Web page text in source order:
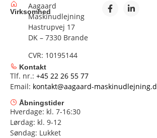
Virksomhed
Aagaard
Maskinudlejning
Hastrupvej 17
DK – 7330 Brande
CVR: 10195144
Kontakt
Tlf. nr.: +45 22 26 55 77
Email: kontakt@aagaard-
Åbningstider
Hverdage: kl. 7-16:30
Lørdag: kl. 9-12
Søndag: Lukket